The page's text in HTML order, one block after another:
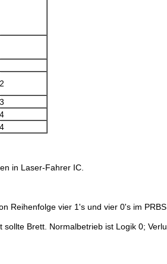
2
3
4
4
in Laser-Fahrer IC.
Reihenfolge vier 1's und vier 0's im
Brett. Normalbetrieb ist Logik 0;